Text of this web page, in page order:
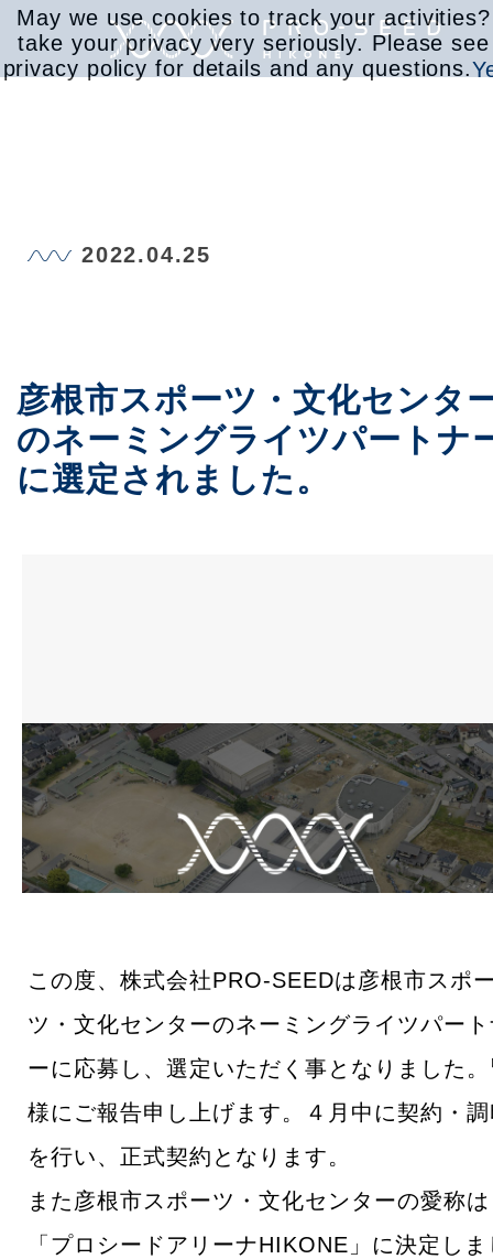
取り組み
お知らせ
採用情報
2022.04.25
彦根市スポーツ・文化センタ
のネーミングライツパートナ
に選定されました。
この度、株式会社PRO-SEEDは彦根市スポ
ツ・文化センターのネーミングライツパー
ーに応募し、選定いただく事となりました
様にご報告申し上げます。４月中に契約・
を行い、正式契約となります。
また彦根市スポーツ・文化センターの愛称は
「プロシードアリーナHIKONE」に決定しま
May we use cookies to track your
take your privacy very seriously. Please
privacy policy for details and any questions.